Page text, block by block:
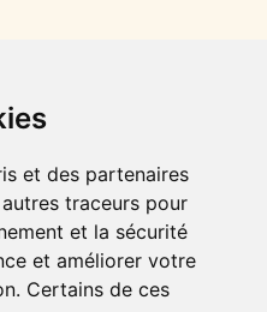
et des partenaires
traceurs pour
et la sécurité
et améliorer votre
Certains de ces